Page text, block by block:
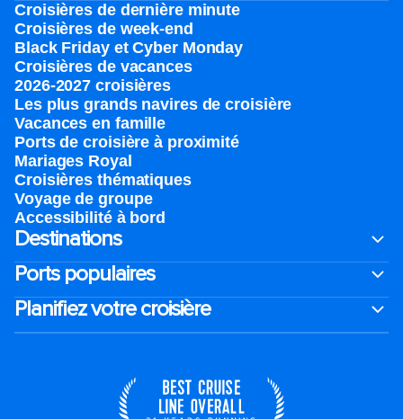
Croisières de dernière minute
Croisières de week-end
Black Friday et Cyber Monday
Croisières de vacances
2026-2027 croisières
Les plus grands navires de croisière
Vacances en famille
Ports de croisière à proximité
Mariages Royal
Croisières thématiques
Voyage de groupe​
Accessibilité à bord​
Destinations
Ports populaires
Planifiez votre croisière